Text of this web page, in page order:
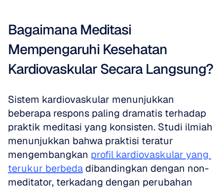
Bagaimana Meditasi
Mempengaruhi Kesehatan
Kardiovaskular Secara Langsung?
Sistem kardiovaskular menunjukkan
beberapa respons paling dramatis terhadap
praktik meditasi yang konsisten. Studi ilmiah
menunjukkan bahwa praktisi teratur
mengembangkan profil kardiovaskular yang
terukur berbeda dibandingkan dengan non-
meditator, terkadang dengan perubahan